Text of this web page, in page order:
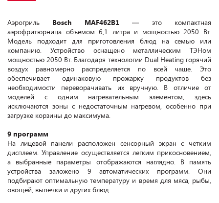
Аэрогриль Bosch MAF462B1— это компактная
аэрофритюрница объемом 6,1 литра и мощностью 2050 Вт.
Модель подходит для приготовления блюд на семью или
компанию. Устройство оснащено металлическим ТЭНом
мощностью 2050 Вт. Благодаря технологии Dual Heating горячий
воздух равномерно распределяется по всей чаше. Это
обеспечивает одинаковую прожарку продуктов без
необходимости переворачивать их вручную. В отличие от
моделей с одним нагревательным элементом, здесь
исключаются зоны с недостаточным нагревом, особенно при
загрузке корзины до максимума.
9 программ
На лицевой панели расположен сенсорный экран с четким
дисплеем. Управление осуществляется легким прикосновением,
а выбранные параметры отображаются наглядно. В память
устройства заложено 9 автоматических программ. Они
подбирают оптимальную температуру и время для мяса, рыбы,
овощей, выпечки и других блюд.